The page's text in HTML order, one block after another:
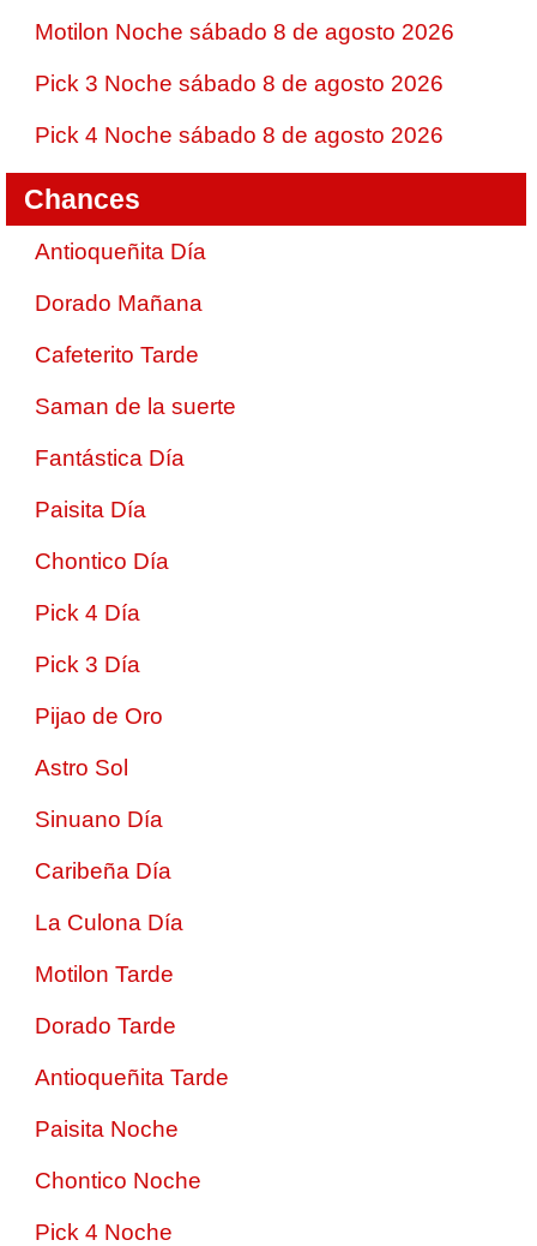
Motilon Noche sábado 8 de agosto 2026
Pick 3 Noche sábado 8 de agosto 2026
Pick 4 Noche sábado 8 de agosto 2026
Chances
Antioqueñita Día
Dorado Mañana
Cafeterito Tarde
Saman de la suerte
Fantástica Día
Paisita Día
Chontico Día
Pick 4 Día
Pick 3 Día
Pijao de Oro
Astro Sol
Sinuano Día
Caribeña Día
La Culona Día
Motilon Tarde
Dorado Tarde
Antioqueñita Tarde
Paisita Noche
Chontico Noche
Pick 4 Noche